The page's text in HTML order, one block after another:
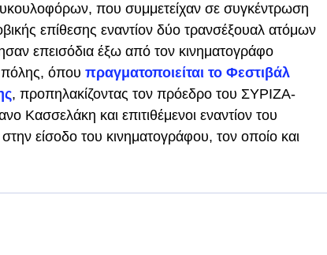
που συμμετείχαν σε συγκέντρωση
επίθεσης εναντίον δύο τρανσέξουαλ ατόμων
επεισόδια έξω από τον κινηματογράφο
πόλης, όπου πραγματοποιείται το Φεστιβάλ
, προπηλακίζοντας τον πρόεδρο του ΣΥΡΙΖΑ-
Κασσελάκη και επιτιθέμενοι εναντίον του
είσοδο του κινηματογράφου, τον οποίο και